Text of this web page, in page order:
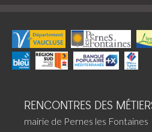
RENCONTRES DES
mairie de Pernes les Fontaines